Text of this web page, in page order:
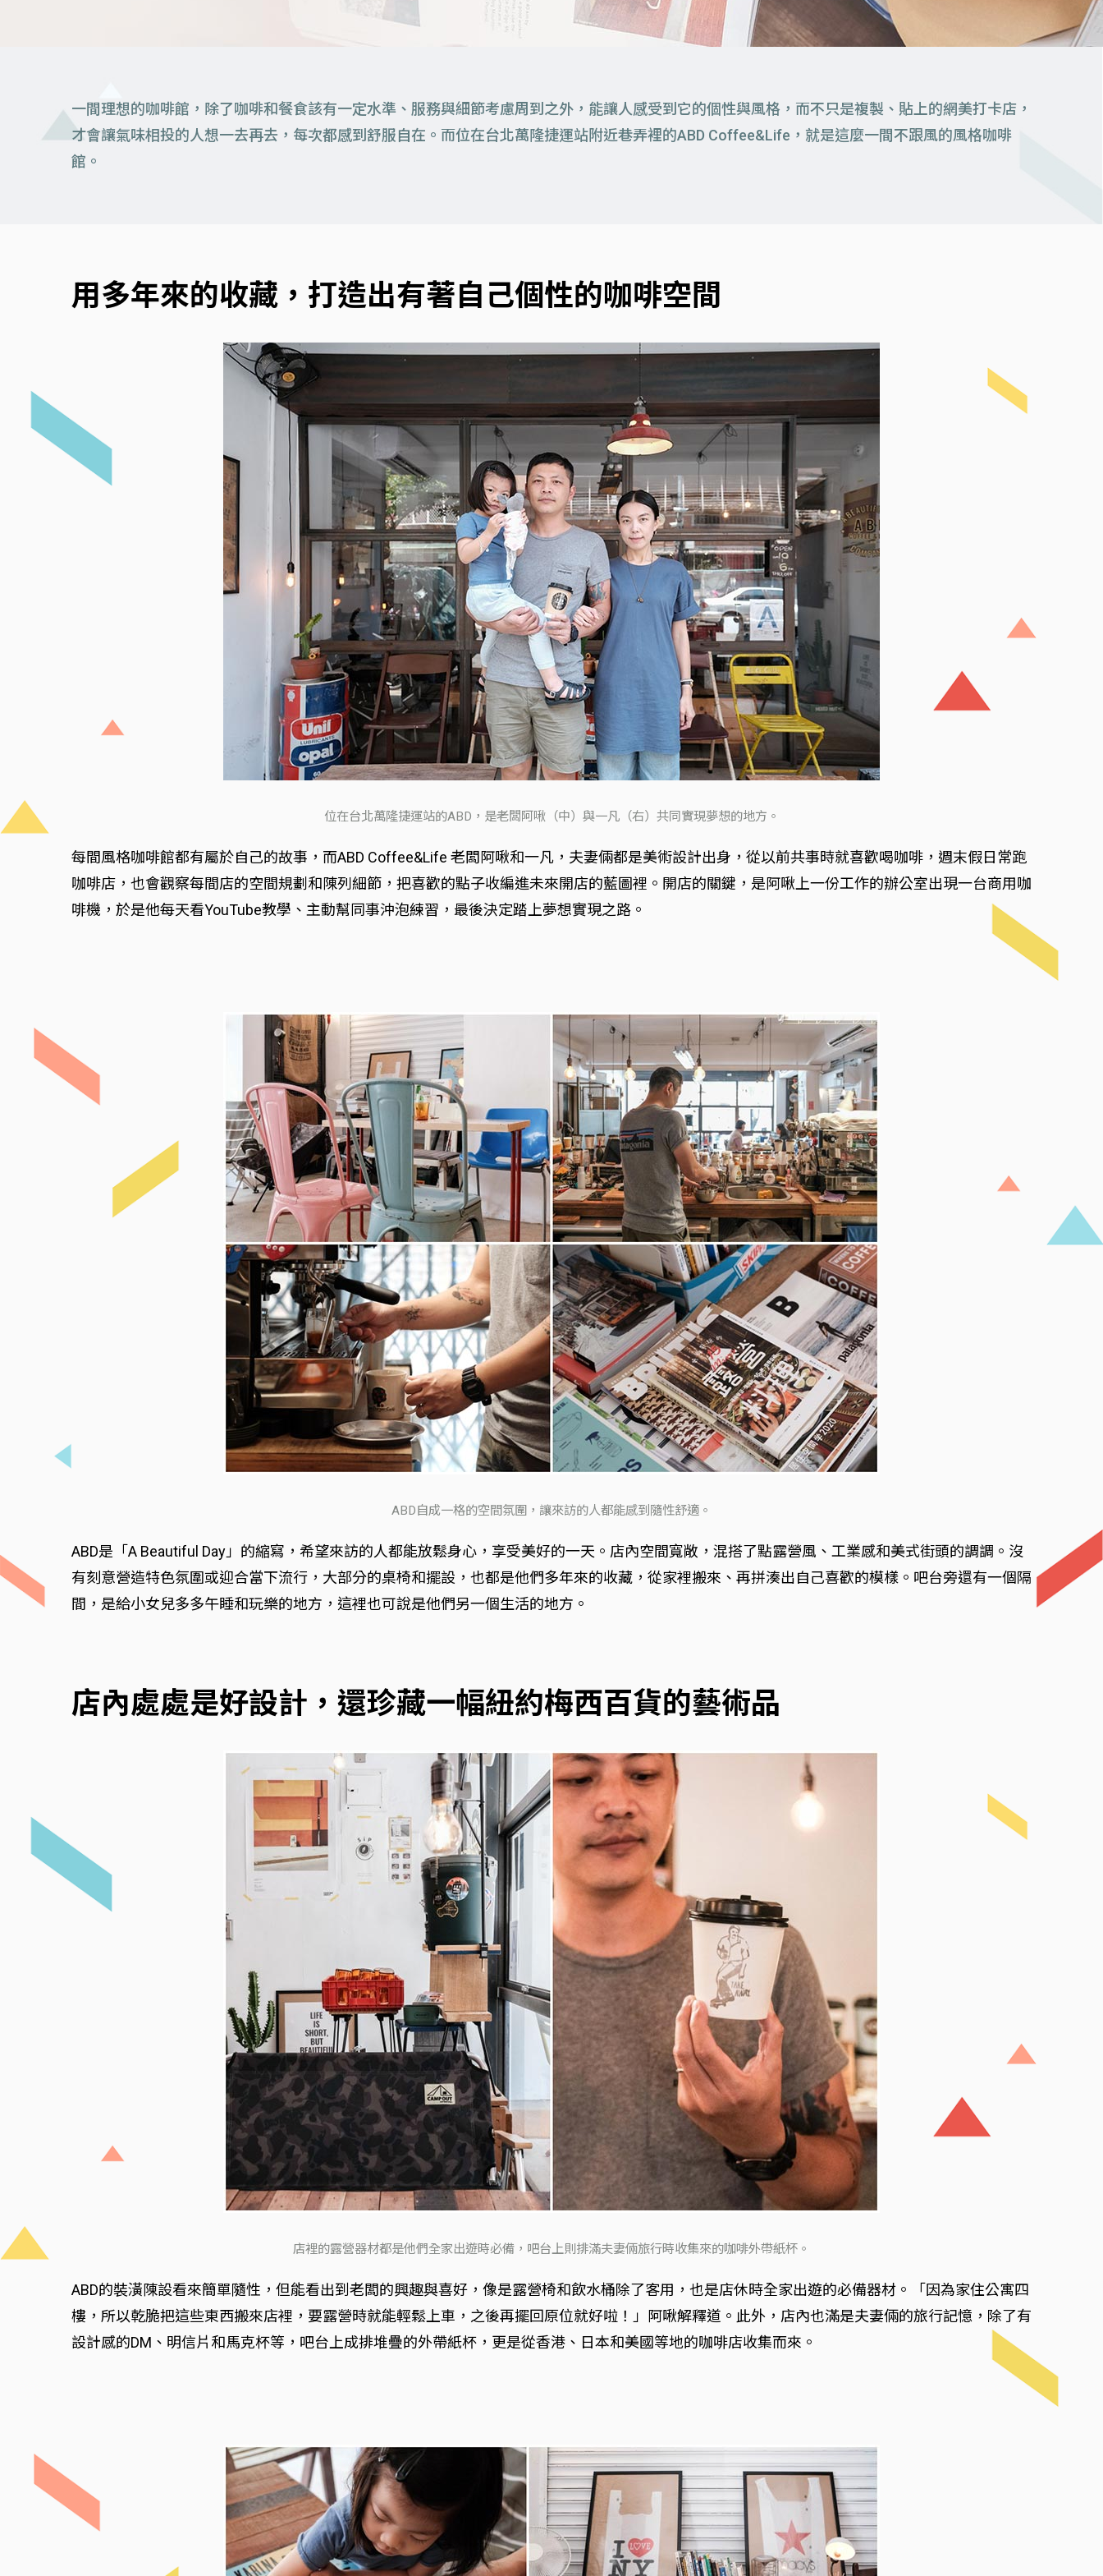
一間理想的咖啡館，除了咖啡和餐食該有一定水準、服務與細節考慮周到之外，能讓人感受到它的個性與風格，而不只是複製、貼上的網美打卡店，
才會讓氣味相投的人想一去再去，每次都感到舒服自在。而位在台北萬隆捷運站附近巷弄裡的ABD Coffee&Life，就是這麼一間不跟風的風格咖啡
館。
用多年來的收藏，打造出有著自己個性的咖啡空間
位在台北萬隆捷運站的ABD，是老闆阿啾（中）與一凡（右）共同實現夢想的地方。
每間風格咖啡館都有屬於自己的故事，而ABD Coffee&Life 老闆阿啾和一凡，夫妻倆都是美術設計出身，從以前共事時就喜歡喝咖啡，週末假日常跑
咖啡店，也會觀察每間店的空間規劃和陳列細節，把喜歡的點子收編進未來開店的藍圖裡。開店的關鍵，是阿啾上一份工作的辦公室出現一台商用咖
啡機，於是他每天看YouTube教學、主動幫同事沖泡練習，最後決定踏上夢想實現之路。
ABD自成一格的空間氛圍，讓來訪的人都能感到隨性舒適。
ABD是「A Beautiful Day」的縮寫，希望來訪的人都能放鬆身心，享受美好的一天。店內空間寬敞，混搭了點露營風、工業感和美式街頭的調調。沒
有刻意營造特色氛圍或迎合當下流行，大部分的桌椅和擺設，也都是他們多年來的收藏，從家裡搬來、再拼湊出自己喜歡的模樣。吧台旁還有一個隔
間，是給小女兒多多午睡和玩樂的地方，這裡也可說是他們另一個生活的地方。
店內處處是好設計，還珍藏一幅紐約梅西百貨的藝術品
店裡的露營器材都是他們全家出遊時必備，吧台上則排滿夫妻倆旅行時收集來的咖啡外帶紙杯。
ABD的裝潢陳設看來簡單隨性，但能看出到老闆的興趣與喜好，像是露營椅和飲水桶除了客用，也是店休時全家出遊的必備器材。「因為家住公寓四
樓，所以乾脆把這些東西搬來店裡，要露營時就能輕鬆上車，之後再擺回原位就好啦！」阿啾解釋道。此外，店內也滿是夫妻倆的旅行記憶，除了有
設計感的DM、明信片和馬克杯等，吧台上成排堆疊的外帶紙杯，更是從香港、日本和美國等地的咖啡店收集而來。